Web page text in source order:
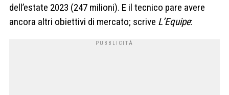
dell’estate 2023 (247 milioni). E il tecnico pare avere
ancora altri obiettivi di mercato; scrive L’Equipe: